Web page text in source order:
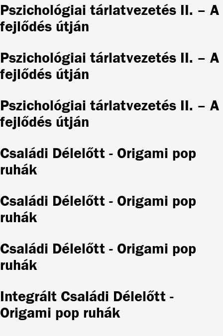
Pszichológiai tárlatvezetés II. – A
fejlődés útján
Pszichológiai tárlatvezetés II. – A
fejlődés útján
Pszichológiai tárlatvezetés II. – A
fejlődés útján
Családi Délelőtt - Origami pop
ruhák
Családi Délelőtt - Origami pop
ruhák
Családi Délelőtt - Origami pop
ruhák
Integrált Családi Délelőtt -
Origami pop ruhák